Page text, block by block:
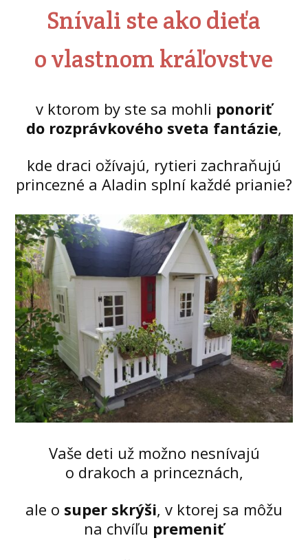
Snívali ste ako dieťa
o vlastnom kráľovstve
v ktorom by ste sa mohli ponoriť
do rozprávkového sveta fantázie,
kde draci ožívajú, rytieri zachraňujú
princezné a Aladin splní každé prianie?
Vaše deti už možno nesnívajú
o drakoch a princeznách,
ale o super skrýši, v ktorej sa môžu
na chvíľu premeniť